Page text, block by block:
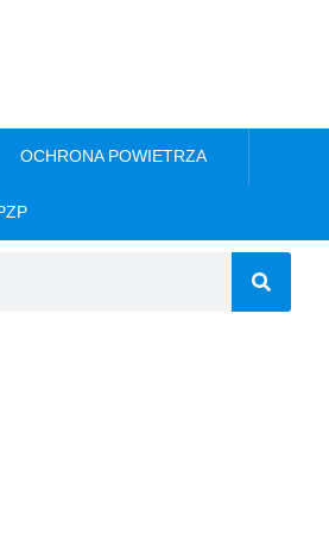
OCHRONA POWIETRZA